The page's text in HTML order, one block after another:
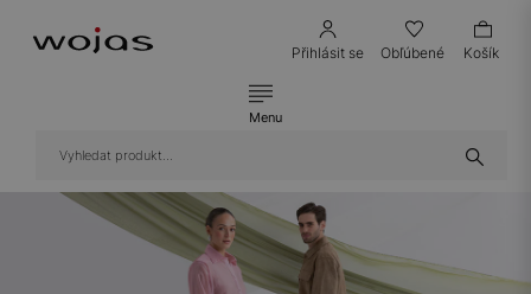
Přihlásit se Obľúbené Košík
Menu